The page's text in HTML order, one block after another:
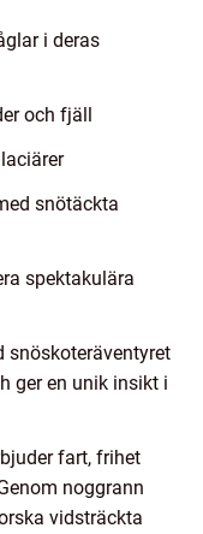
i deras
och fjäll
snötäckta
spektakulära
snöskoteräventyret
ger en unik insikt i
fart, frihet
noggrann
vidsträckta